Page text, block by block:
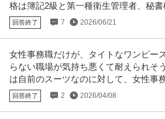
格は簿記2級と第一種衛生管理者、秘書
回答終了 7 2026/06/21
女性事務職だけが、タイトなワンピー
らない職場が気持ち悪くて耐えられそ
は自前のスーツなのに対して、女性事
回答終了 2 2026/04/08